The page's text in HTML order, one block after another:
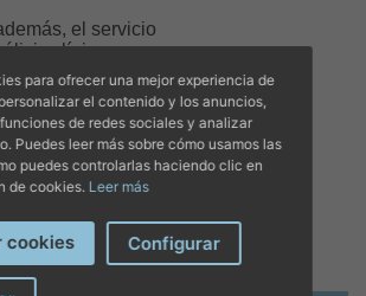
el servicio
clínicos,
y
está avalada
acreditaciones
9001:2000 Y
Excelente-),
para ofrecer una mejor experiencia de
el contenido y los anuncios,
de redes sociales y analizar
Puedes leer más sobre cómo usamos las
puedes controlarlas haciendo clic en
de cookies. Leer más
cookies Configurar